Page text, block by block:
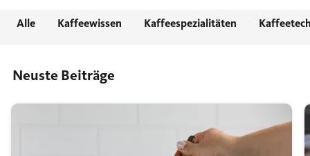
Alle Kaffeewissen Kaffeespezialitäten
Neuste Beiträge